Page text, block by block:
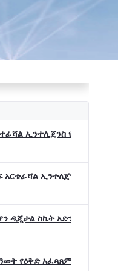
ኢንተሊጀንስ የትብብር
አርቴፊሻል ኢንተለጀንስ ትብብር
ዲጂታል ስኬት አድንቀዋል
የዕቅድ አፈጻጸምና የቀጣይ